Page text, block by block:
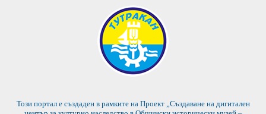
Този портал е създаден в рамките на Проект „Създаване на дигитален